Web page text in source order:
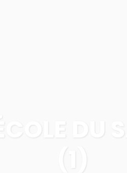
DU